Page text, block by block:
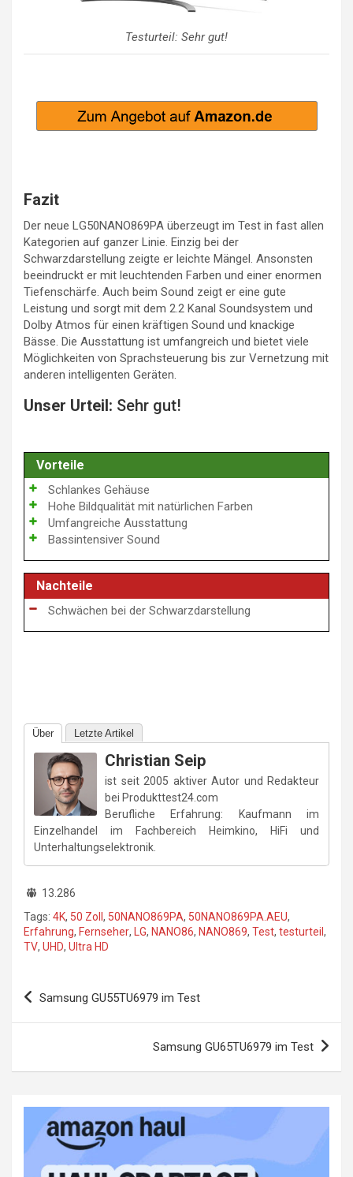
Testurteil: Sehr gut!
Fazit
Der neue LG50NANO869PA überzeugt im Test in fast allen
Kategorien auf ganzer Linie. Einzig bei der
Schwarzdarstellung zeigte er leichte Mängel. Ansonsten
beeindruckt er mit leuchtenden Farben und einer enormen
Tiefenschärfe. Auch beim Sound zeigt er eine gute
Leistung und sorgt mit dem 2.2 Kanal Soundsystem und
Dolby Atmos für einen kräftigen Sound und knackige
Bässe. Die Ausstattung ist umfangreich und bietet viele
Möglichkeiten von Sprachsteuerung bis zur Vernetzung mit
anderen intelligenten Geräten.
Unser Urteil: Sehr gut!
Vorteile
Schlankes Gehäuse
Hohe Bildqualität mit natürlichen Farben
Umfangreiche Ausstattung
Bassintensiver Sound
Nachteile
Schwächen bei der Schwarzdarstellung
Über Letzte Artikel
Christian Seip
ist seit 2005 aktiver Autor und Redakteur
bei Produkttest24.com
Berufliche Erfahrung: Kaufmann im
Einzelhandel im Fachbereich Heimkino, HiFi und
Unterhaltungselektronik.
13.286
Tags: 4K, 50 Zoll , 50NANO869PA, 50NANO869PA.AEU,
Erfahrung, Fernseher, LG, NANO86, NANO869, Test, testurteil ,
TV, UHD, Ultra HD
Beitragsnavigation
Samsung GU55TU6979 im Test
Samsung GU65TU6979 im Test